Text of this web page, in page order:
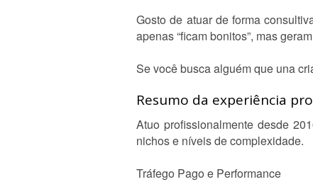
Gosto de atuar de forma
apenas “ficam bonitos”, mas
Se você busca alguém que una
Resumo da experiência
Atuo profissionalmente desde
nichos e níveis de complexidade.
Tráfego Pago e Performance